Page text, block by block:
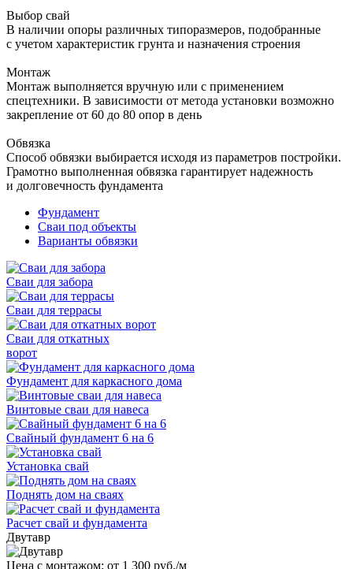
Выбор свай
В наличии опоры различных типоразмеров, подобранные
с учетом характеристик грунта и назначения строения
Монтаж
Монтаж выполняется вручную или с применением
спецтехники. В зависимости от метода установки возможно
закрепление от 60 до 80 опор в день
Обвязка
Способ обвязки выбирается исходя из параметров постройки.
Грамотно выполненная обвязка гарантирует надежность
и долговечность фундамента
Фундамент
Сваи под объекты
Варианты обвязки
Сваи для забора
Сваи для террасы
Сваи для откатных
ворот
Фундамент для каркасного дома
Винтовые сваи для навеса
Свайный фундамент 6 на 6
Установка свай
Поднять дом на сваях
Расчет свай и фундамента
Двутавр
Цена с монтажом: от 1 300 руб./м